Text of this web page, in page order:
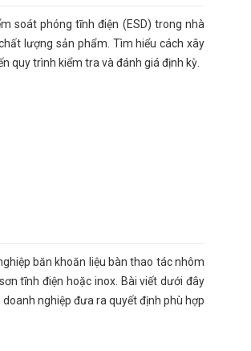
soát phóng tĩnh điện (ESD) trong nhà
lượng sản phẩm. Tìm hiểu cách xây
quy trình kiểm tra và đánh giá định kỳ.
băn khoăn liệu bàn thao tác nhôm
tĩnh điện hoặc inox. Bài viết dưới đây
nghiệp đưa ra quyết định phù hợp